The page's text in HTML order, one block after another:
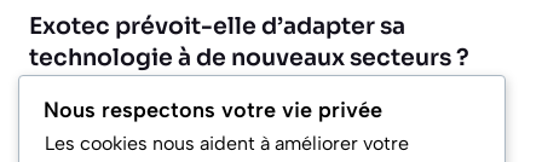
Exotec prévoit-elle d’adapter sa
technologie à de nouveaux secteurs ?
Oui. L’entreprise investit dans des applications
Nous respectons votre vie privée
Les cookies nous aident à améliorer votre